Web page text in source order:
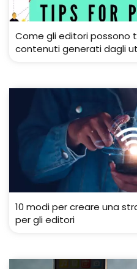
Come gli editori possono
contenuti generati dagli
10 modi per creare una
per gli editori